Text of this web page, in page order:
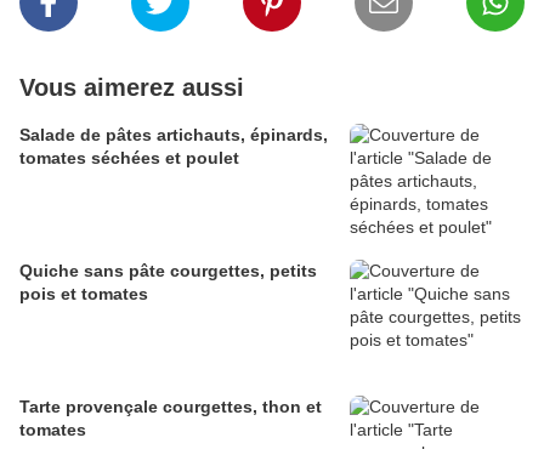
Vous aimerez aussi
Salade de pâtes artichauts, épinards,
tomates séchées et poulet
Quiche sans pâte courgettes, petits
pois et tomates
Tarte provençale courgettes, thon et
tomates